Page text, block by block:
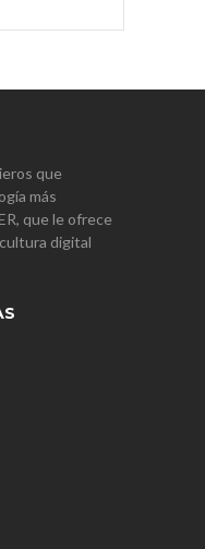
que
más
que le ofrece
digital